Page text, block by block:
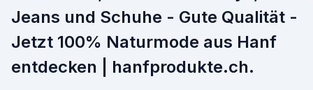
Jeans und Schuhe - Gute Qualität -
Jetzt 100% Naturmode aus Hanf
entdecken | hanfprodukte.ch.